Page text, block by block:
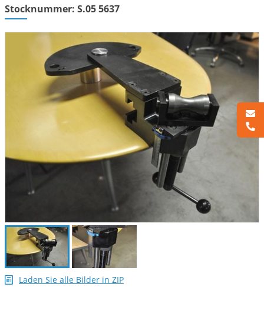
Stocknummer: S.05 5637
Laden Sie alle Bilder in ZIP